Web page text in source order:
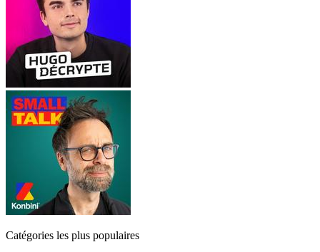
Catégories les plus populaires